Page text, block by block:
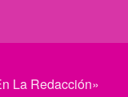
La Redacción»